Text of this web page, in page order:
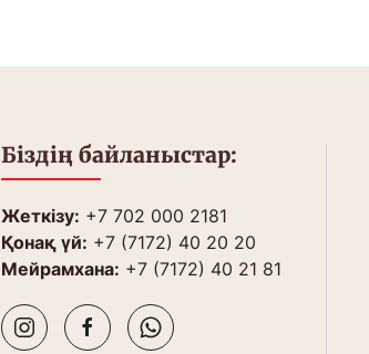
Біздің байланыстар:
Жеткізу: +7 702 000 2181
Қонақ үй: +7 (7172) 40 20 20
Мейрамхана: +7 (7172) 40 21 81